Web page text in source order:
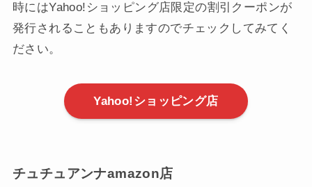
時にはYahoo!ショッピング店限定の割引クーポンが
発行されることもありますのでチェックしてみてく
ださい。
Yahoo!ショッピング店
チュチュアンナamazon店